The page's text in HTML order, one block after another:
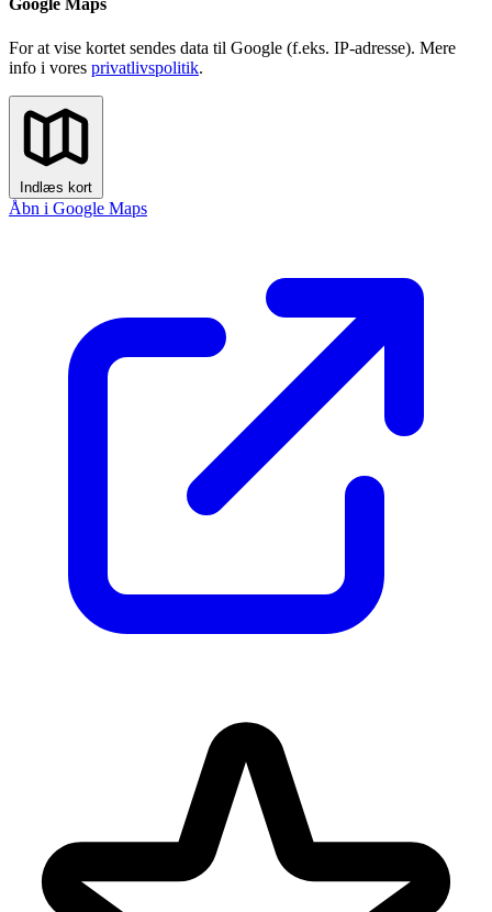
Google Maps
For at vise kortet sendes data til Google (f.eks. IP-adresse). Mere
info i vores privatlivspolitik.
Indlæs kort
Åbn i Google Maps